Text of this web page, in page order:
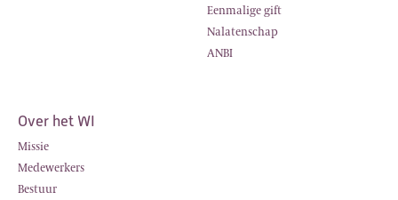
Eenmalige gift
Nalatenschap
ANBI
Over het WI
Missie
Medewerkers
Bestuur